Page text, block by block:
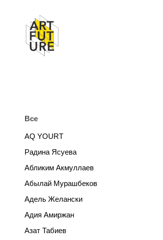
Все
AQ YOURT
Радина Ясуева
Абликим Акмуллаев
Абылай Мурашбеков
Адель Желански
Адия Амиржан
Азат Табиев